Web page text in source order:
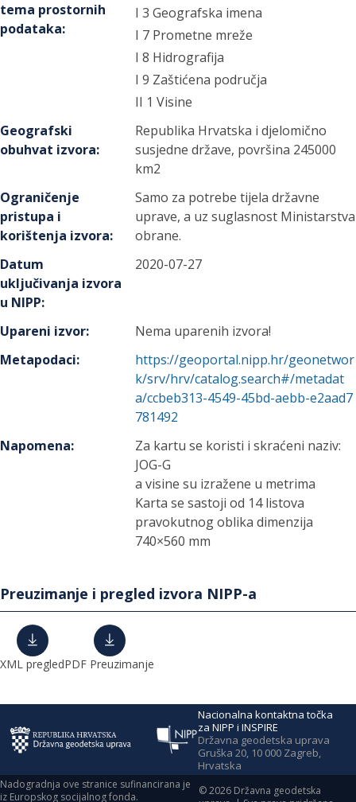
tema prostornih
podataka:
I 3 Geografska imena
I 7 Prometne mreže
I 8 Hidrografija
I 9 Zaštićena područja
II 1 Visine
Geografski
obuhvat izvora:
Republika Hrvatska i djelomično
susjedne države, površina 245000
km2
Ograničenje
pristupa i
korištenja izvora:
Samo za potrebe tijela državne
uprave, a uz suglasnost Ministarstva
obrane.
Datum
uključivanja izvora
u NIPP:
2020-07-27
Upareni izvor:
Nema uparenih izvora!
Metapodaci:
https://geoportal.nipp.hr/geonetwor
k/srv/hrv/catalog.search#/metadat
a/ccbeb313-4549-45bd-aebb-e2aad7
781492
Napomena:
Za kartu se koristi i skraćeni naziv:
JOG-G
a visine su izražene u metrima
Karta se sastoji od 14 listova
pravokutnog oblika dimenzija
740×560 mm
Preuzimanje i pregled izvora NIPP-a
XML pregledPDF Preuzimanje
Nacionalna kontaktna točka
za NIPP i INSPIRE
Državna geodetska uprava
Gruška 20, 10 000 Zagreb,
Hrvatska
Nadogradnja ove stranice sufinancirana je
iz Europskog socijalnog fonda.
©2026 Državna geodetska